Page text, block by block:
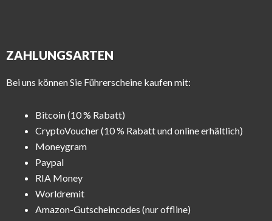
ZAHLUNGSARTEN
Bei uns können Sie Führerscheine kaufen mit:
Bitcoin (10 % Rabatt)
CryptoVoucher (10 % Rabatt und online erhältlich)
Moneygram
Paypal
RIA Money
Worldremit
Amazon-Gutscheincodes (nur offline)